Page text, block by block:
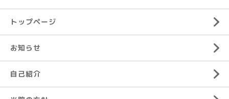
トップページ
お知らせ
自己紹介